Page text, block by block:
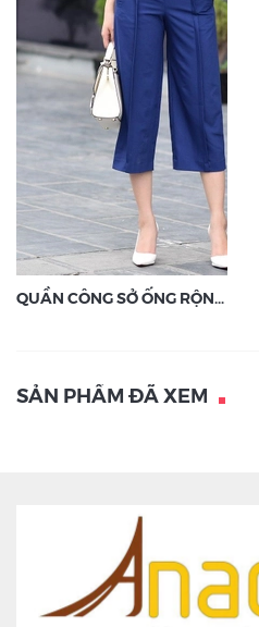
QUẦN CÔNG SỞ ỐNG RỘNG TÍM THAN
SẢN PHẨM ĐÃ XEM